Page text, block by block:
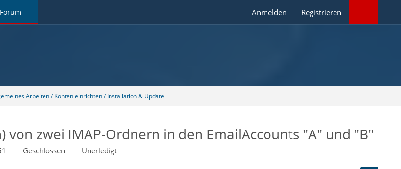
Forum Anmelden Registrieren
Arbeiten / Konten einrichten / Installation & Update
zwei IMAP-Ordnern in den EmailAccounts "A" und "B"
Geschlossen Unerledigt